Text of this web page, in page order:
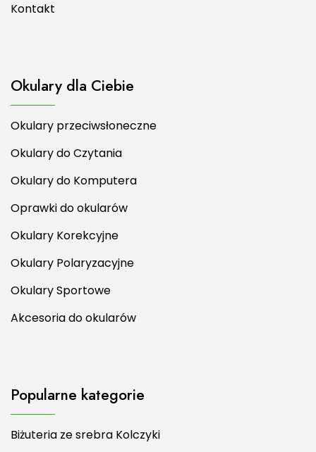
Kontakt
Okulary dla Ciebie
Okulary przeciwsłoneczne
Okulary do Czytania
Okulary do Komputera
Oprawki do okularów
Okulary Korekcyjne
Okulary Polaryzacyjne
Okulary Sportowe
Akcesoria do okularów
Popularne kategorie
Biżuteria ze srebra Kolczyki